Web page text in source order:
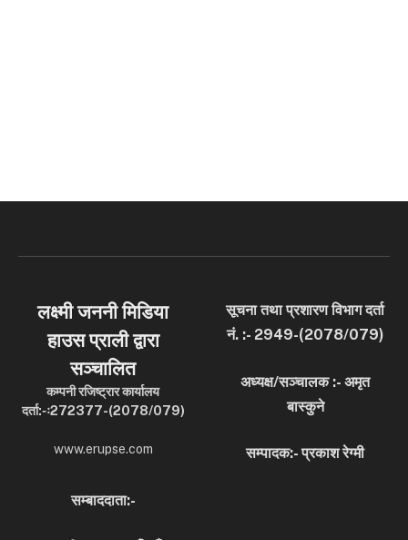
लक्ष्मी जननी मिडिया
हाउस प्राली द्वारा
सञ्चालित
कम्पनी रजिष्ट्रार कार्यालय
दर्ता:-ः272377-(2078/079)
www.erupse.com
सूचना तथा प्रशारण विभाग दर्ता
नं. :- 2949-(2078/079)
अध्यक्ष/सञ्चालक :- अमृत
बास्कुने
सम्पादक:- प्रकाश रेग्मी
सम्बाददाता:-